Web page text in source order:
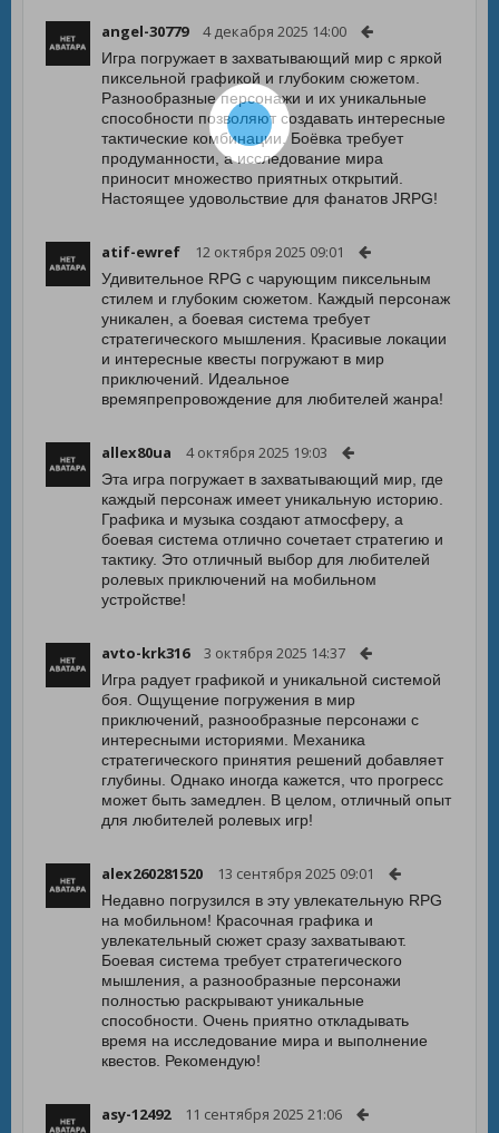
angel-30779 4 декабря 2025 14:00
Игра погружает в захватывающий мир с яркой
пиксельной графикой и глубоким сюжетом.
Разнообразные персонажи и их уникальные
способности позволяют создавать интересные
тактические комбинации. Боёвка требует
продуманности, а исследование мира
приносит множество приятных открытий.
Настоящее удовольствие для фанатов JRPG!
atif-ewref 12 октября 2025 09:01
Удивительное RPG с чарующим пиксельным
стилем и глубоким сюжетом. Каждый персонаж
уникален, а боевая система требует
стратегического мышления. Красивые локации
и интересные квесты погружают в мир
приключений. Идеальное
времяпрепровождение для любителей жанра!
allex80ua 4 октября 2025 19:03
Эта игра погружает в захватывающий мир, где
каждый персонаж имеет уникальную историю.
Графика и музыка создают атмосферу, а
боевая система отлично сочетает стратегию и
тактику. Это отличный выбор для любителей
ролевых приключений на мобильном
устройстве!
avto-krk316 3 октября 2025 14:37
Игра радует графикой и уникальной системой
боя. Ощущение погружения в мир
приключений, разнообразные персонажи с
интересными историями. Механика
стратегического принятия решений добавляет
глубины. Однако иногда кажется, что прогресс
может быть замедлен. В целом, отличный опыт
для любителей ролевых игр!
alex260281520 13 сентября 2025 09:01
Недавно погрузился в эту увлекательную RPG
на мобильном! Красочная графика и
увлекательный сюжет сразу захватывают.
Боевая система требует стратегического
мышления, а разнообразные персонажи
полностью раскрывают уникальные
способности. Очень приятно откладывать
время на исследование мира и выполнение
квестов. Рекомендую!
asy-12492 11 сентября 2025 21:06